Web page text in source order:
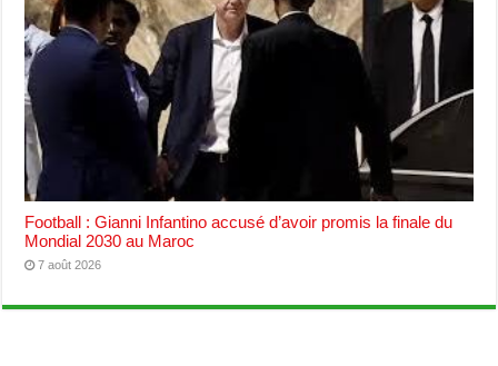
Football : Gianni Infantino accusé d’avoir promis la finale du
Mondial 2030 au Maroc
7 août 2026